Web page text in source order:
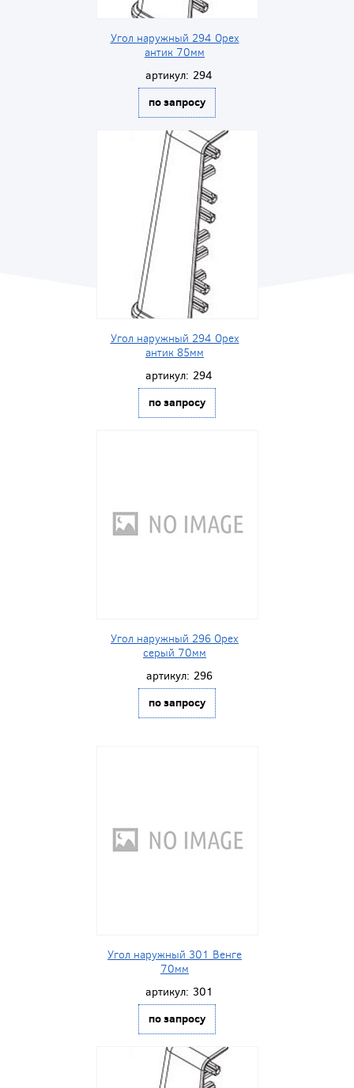
Угол наружный 294 Орех
антик 70мм
артикул: 294
по запросу
Угол наружный 294 Орех
антик 85мм
артикул: 294
по запросу
Угол наружный 296 Орех
серый 70мм
артикул: 296
по запросу
Угол наружный 301 Венге
70мм
артикул: 301
по запросу